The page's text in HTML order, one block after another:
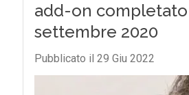
add-on completato
settembre 2020
Pubblicato il 29 Giu 2022